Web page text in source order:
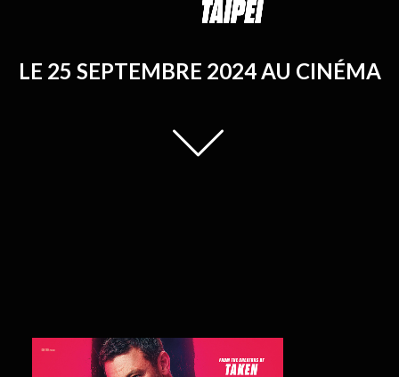
LE 25 SEPTEMBRE 2024 AU CINÉMA